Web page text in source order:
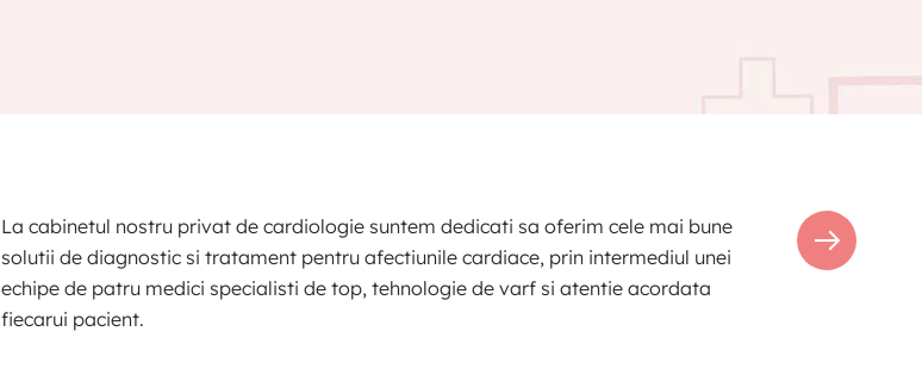
La cabinetul nostru privat de cardiologie suntem dedicati sa oferim cele mai bune
solutii de diagnostic si tratament pentru afectiunile cardiace, prin intermediul unei
echipe de patru medici specialisti de top, tehnologie de varf si atentie acordata
fiecarui pacient.